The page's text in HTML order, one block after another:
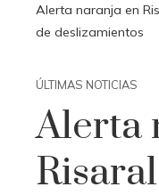
Alerta naranja en
de deslizamientos
ÚLTIMAS NOTICIAS
Alerta